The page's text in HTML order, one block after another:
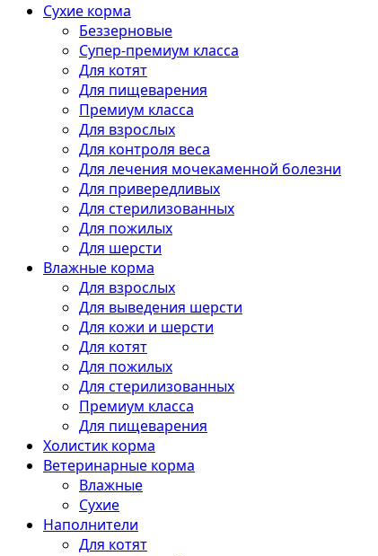
Сухие корма
Беззерновые
Супер-премиум класса
Для котят
Для пищеварения
Премиум класса
Для взрослых
Для контроля веса
Для лечения мочекаменной болезни
Для привередливых
Для стерилизованных
Для пожилых
Для шерсти
Влажные корма
Для взрослых
Для выведения шерсти
Для кожи и шерсти
Для котят
Для пожилых
Для стерилизованных
Премиум класса
Для пищеварения
Холистик корма
Ветеринарные корма
Влажные
Сухие
Наполнители
Для котят